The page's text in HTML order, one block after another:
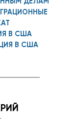
ДЕЛАМ
В США
В США